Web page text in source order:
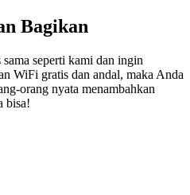
Bagikan
seperti kami dan ingin
WiFi gratis dan andal, maka Anda
orang nyata menambahkan
bisa!